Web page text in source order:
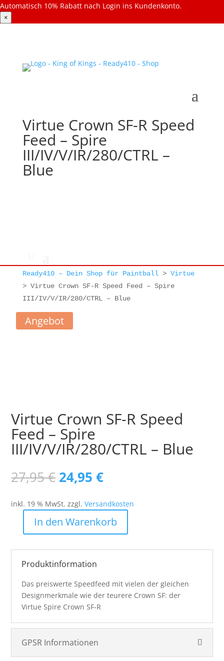
Automatisch 10% Rabatt nach Login ins Kundenkonto.
×
Virtue Crown SF-R Speed
Feed – Spire
III/IV/V/IR/280/CTRL –
Blue
Ready410 – Dein Shop für Paintball> Virtue
> Virtue Crown SF-R Speed Feed – Spire
III/IV/V/IR/280/CTRL – Blue
Angebot
Virtue Crown SF-R Speed
Feed – Spire
III/IV/V/IR/280/CTRL – Blue
27,95€ Ursprünglicher
Preis
war:
27,95 €
24,95€Aktueller
ist:
24,95 €.
inkl. 19 % MwSt. zzgl.Versandkosten
SF-
Feed
Spire
-
Blue
In den Warenkorb
Produktinformation
Das preiswerte Speedfeed mit vielen der gleichen
Designmerkmale wie der teurere Crown SF: der
Virtue Spire Crown SF-R
GPSR Informationen